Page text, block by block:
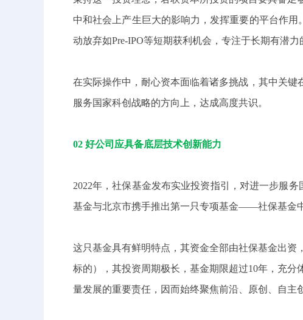
中和社会上产生巨大的影响力，发挥重要的平台作
动放弃如Pre-IPO等短期获利机会，专注于长期有潜力
在实际操作中，耐心资本面临着诸多挑战，其中关
服务国家科创战略的方向上，达成高度共识。
02 好公司应具备底层技术创新能力
2022年，社保基金发布实业投资指引，对进一步服
基金与北京市携手推出第一只专项基金——社保基金
这只基金具有鲜明特点，其资金全部由社保基金出
标的），其投资周期极长，基金期限超过10年，充
量发展的重要责任，因而始终聚焦前沿、原创、自主